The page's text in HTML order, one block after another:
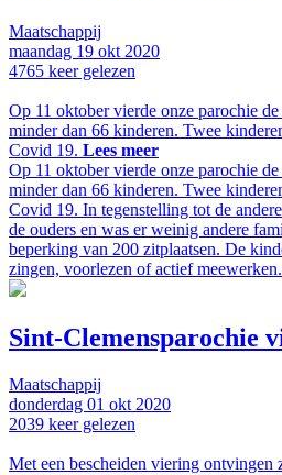
Maatschappij
maandag 19 okt 2020
4765 keer gelezen
Op 11 oktober vierde onze parochie
minder dan 66 kinderen. Twee
Covid 19. Lees meer
Op 11 oktober vierde onze parochie
minder dan 66 kinderen. Twee
Covid 19. In tegenstelling tot de
de ouders en was er weinig andere
beperking van 200 zitplaatsen. De
zingen, voorlezen of actief meewerken.
Sint-Clemensparochie
Maatschappij
donderdag 01 okt 2020
2039 keer gelezen
Met een bescheiden viering ontvingen